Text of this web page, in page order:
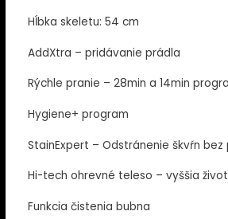
Hĺbka skeletu: 54 cm
AddXtra – pridávanie prádla
Rýchle pranie – 28min a 14min
Hygiene+ program
StainExpert – Odstránenie škvŕn
Hi-tech ohrevné teleso – vyššia
Funkcia čistenia bubna